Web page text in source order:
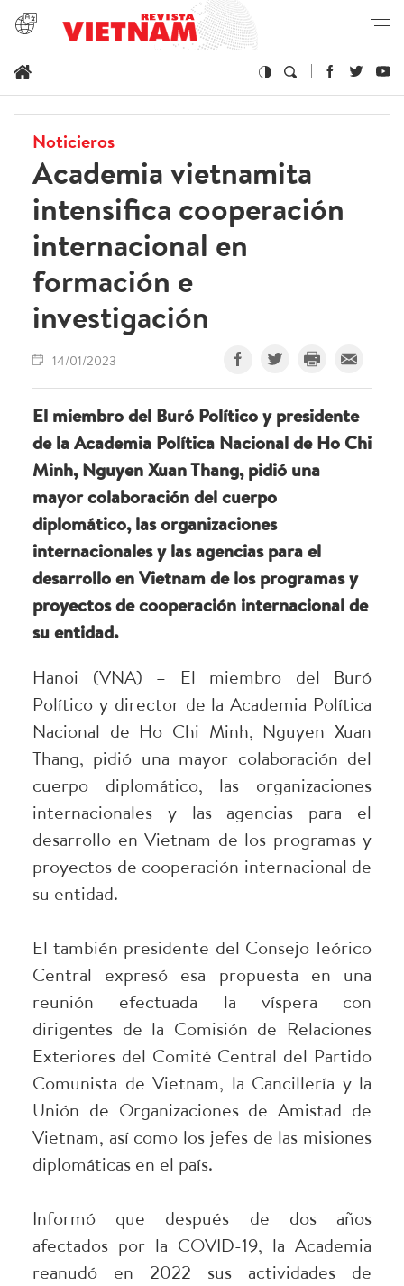
Noticieros
Academia vietnamita
intensifica cooperación
internacional en
formación e
investigación
14/01/2023
El miembro del Buró Político y presidente
de la Academia Política Nacional de Ho Chi
Minh, Nguyen Xuan Thang, pidió una
mayor colaboración del cuerpo
diplomático, las organizaciones
internacionales y las agencias para el
desarrollo en Vietnam de los programas y
proyectos de cooperación internacional de
su entidad.
Hanoi (VNA) – El miembro del Buró
Político y director de la Academia Política
Nacional de Ho Chi Minh, Nguyen Xuan
Thang, pidió una mayor colaboración del
cuerpo diplomático, las organizaciones
internacionales y las agencias para el
desarrollo en Vietnam de los programas y
proyectos de cooperación internacional de
su entidad.
El también presidente del Consejo Teórico
Central expresó esa propuesta en una
reunión efectuada la víspera con
dirigentes de la Comisión de Relaciones
Exteriores del Comité Central del Partido
Comunista de Vietnam, la Cancillería y la
Unión de Organizaciones de Amistad de
Vietnam, así como los jefes de las misiones
diplomáticas en el país.
Informó que después de dos años
afectados por la COVID-19, la Academia
reanudó en 2022 sus actividades de